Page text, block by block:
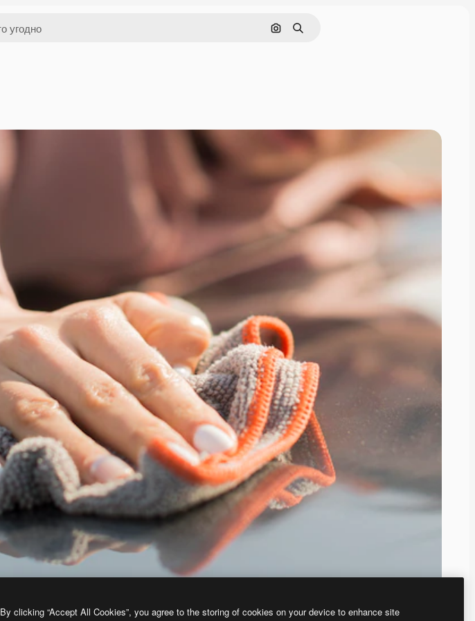
Поиск по изображению
Поиск
By clicking “Accept All Cookies”, you agree to the storing of cookies on your device to enhance site